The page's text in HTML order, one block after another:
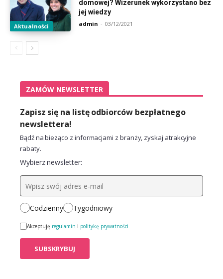
Aktualności
domowej? Wizerunek wykorzystano bez
jej wiedzy
admin - 03/12/2021
ZAMÓW NEWSLETTER
Zapisz się na listę odbiorców bezpłatnego
newslettera!
Bądź na bieżąco z informacjami z branży, zyskaj atrakcyjne
rabaty.
Wybierz newsletter:
Codzienny Tygodniowy
Akceptuję regulamin i politykę prywatności